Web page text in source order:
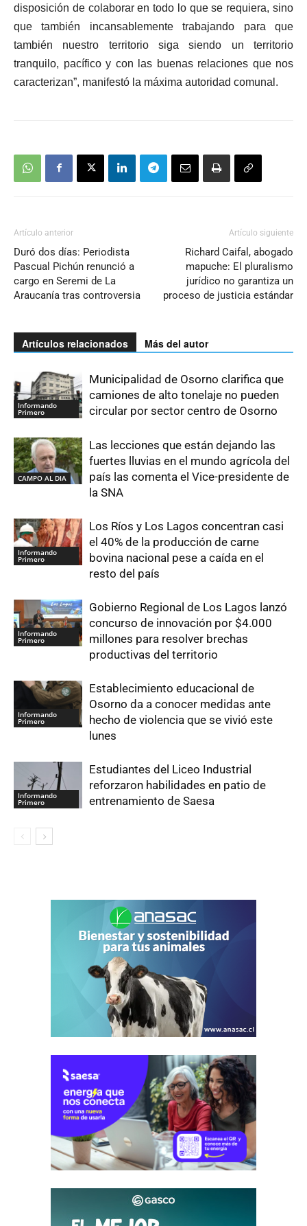
disposición de colaborar en todo lo que se requiera, sino
que también incansablemente trabajando para que
también nuestro territorio siga siendo un territorio
tranquilo, pacífico y con las buenas relaciones que nos
caracterizan”, manifestó la máxima autoridad comunal.
Artículo anterior
Duró dos días: Periodista
Pascual Pichún renunció a
cargo en Seremi de La
Araucanía tras controversia
Artículo siguiente
Richard Caifal, abogado
mapuche: El pluralismo
jurídico no garantiza un
proceso de justicia estándar
Artículos relacionados Más del autor
Informando
Primero
Municipalidad de Osorno clarifica que
camiones de alto tonelaje no pueden
circular por sector centro de Osorno
CAMPO AL DIA
Las lecciones que están dejando las
fuertes lluvias en el mundo agrícola del
país las comenta el Vice-presidente de
la SNA
Informando
Primero
Los Ríos y Los Lagos concentran casi
el 40% de la producción de carne
bovina nacional pese a caída en el
resto del país
Informando
Primero
Gobierno Regional de Los Lagos lanzó
concurso de innovación por $4.000
millones para resolver brechas
productivas del territorio
Informando
Primero
Establecimiento educacional de
Osorno da a conocer medidas ante
hecho de violencia que se vivió este
lunes
Informando
Primero
Estudiantes del Liceo Industrial
reforzaron habilidades en patio de
entrenamiento de Saesa